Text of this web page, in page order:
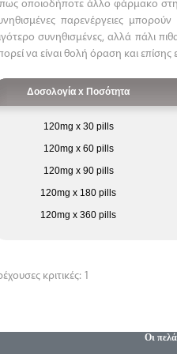
οποιοδήποτε άλλο φάρμακο
παρενέργειες
συνηθισμένες, αλλά πάλι
να είναι θολή όραση και
Δοσολογία x Ποσότητα
120mg x 30 pills
120mg x 60 pills
120mg x 90 pills
120mg x 180 pills
120mg x 360 pills
κριτικές: 1
Οι